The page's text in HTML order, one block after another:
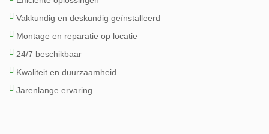
Vakkundig en deskundig geïnstalleerd
Montage en reparatie op locatie
24/7 beschikbaar
Kwaliteit en duurzaamheid
Jarenlange ervaring